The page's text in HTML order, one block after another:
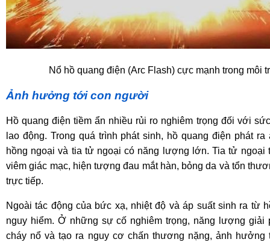
Nổ hồ quang điện (Arc Flash) cực mạnh trong môi
Ảnh hưởng tới con người
Hồ quang điện tiềm ẩn nhiều rủi ro nghiêm trọng đối với
lao động. Trong quá trình phát sinh, hồ quang điện phát
hồng ngoại và tia tử ngoại có năng lượng lớn. Tia tử ngoại
viêm giác mạc, hiện tượng đau mắt hàn, bỏng da và tổn
trực tiếp.
Ngoài tác động của bức xạ, nhiệt độ và áp suất sinh ra từ
nguy hiểm. Ở những sự cố nghiêm trọng, năng lượng giải
cháy nổ và tạo ra nguy cơ chấn thương nặng, ảnh hưởng